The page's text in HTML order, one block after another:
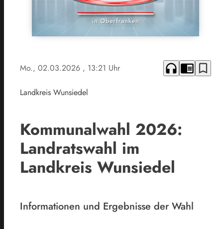
Mo., 02.03.2026 , 13:21 Uhr headphones chrome_reader_mode bookmark_border
Landkreis Wunsiedel
Kommunalwahl 2026:
Landratswahl im
Landkreis Wunsiedel
Informationen und Ergebnisse der Wahl